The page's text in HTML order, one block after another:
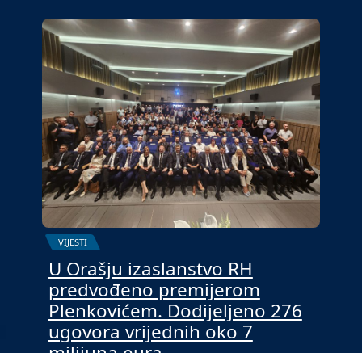
VIJESTI
U Orašju izaslanstvo RH
predvođeno premijerom
Plenkovićem. Dodijeljeno 276
ugovora vrijednih oko 7